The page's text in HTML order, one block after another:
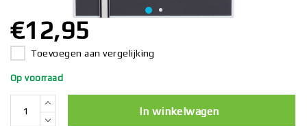
€12,95
Toevoegen aan vergelijking
Op voorraad
In winkelwagen